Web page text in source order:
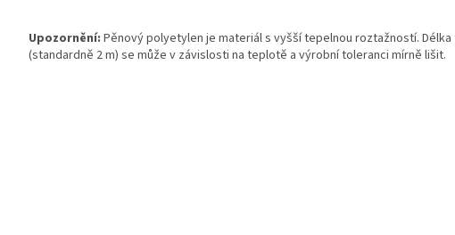
Upozornění: Pěnový polyetylen je materiál s vyšší tepelnou roztažností.
(standardně 2 m) se může v závislosti na teplotě a výrobní toleranci mírně lišit.